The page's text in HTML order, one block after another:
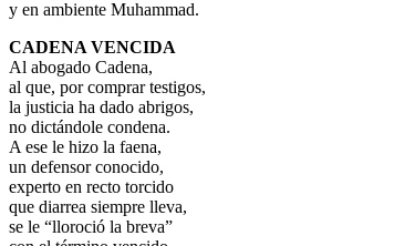
y en ambiente Muhammad.
CADENA VENCIDA
Al abogado Cadena,
al que, por comprar testigos,
la justicia ha dado abrigos,
no dictándole condena.
A ese le hizo la faena,
un defensor conocido,
experto en recto torcido
que diarrea siempre lleva,
se le “lloroció la breva”